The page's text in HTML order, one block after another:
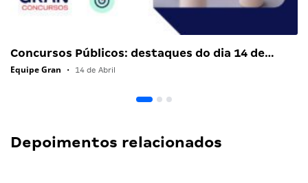
Concursos Públicos: destaques do dia 14 de…
Equipe Gran • 14 de Abril
Depoimentos relacionados